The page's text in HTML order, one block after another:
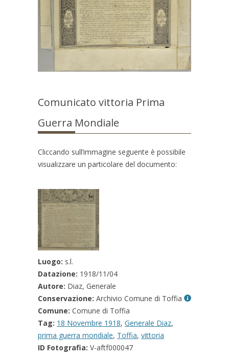
Comunicato vittoria Prima
Guerra Mondiale
Cliccando sull’immagine seguente è possibile
visualizzare un particolare del documento:
Luogo: s.l.
Datazione: 1918/11/04
Autore: Diaz, Generale
Conservazione: Archivio Comune di Toffia
Comune: Comune di Toffia
Tag: 18 Novembre 1918, Generale Diaz,
prima guerra mondiale, Toffia, vittoria
ID Fotografia: V-aftf000047